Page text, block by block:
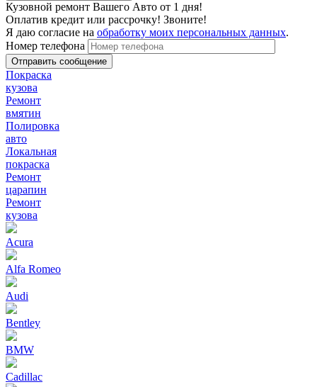
Кузовной ремонт Вашего Авто от 1 дня!
Оплатив кредит или рассрочку! Звоните!
Я даю согласие на обработку моих персональных данных.
Номер телефона
Покраска
кузова
Ремонт
вмятин
Полировка
авто
Локальная
покраска
Ремонт
царапин
Ремонт
кузова
Acura
Alfa Romeo
Audi
Bentley
BMW
Cadillac